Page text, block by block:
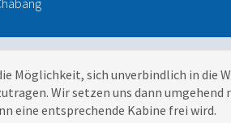
Möglichkeit, sich unverbindlich in die
Wir setzen uns dann umgehend
eine entsprechende Kabine frei wird.